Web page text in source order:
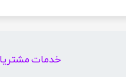
خدمات